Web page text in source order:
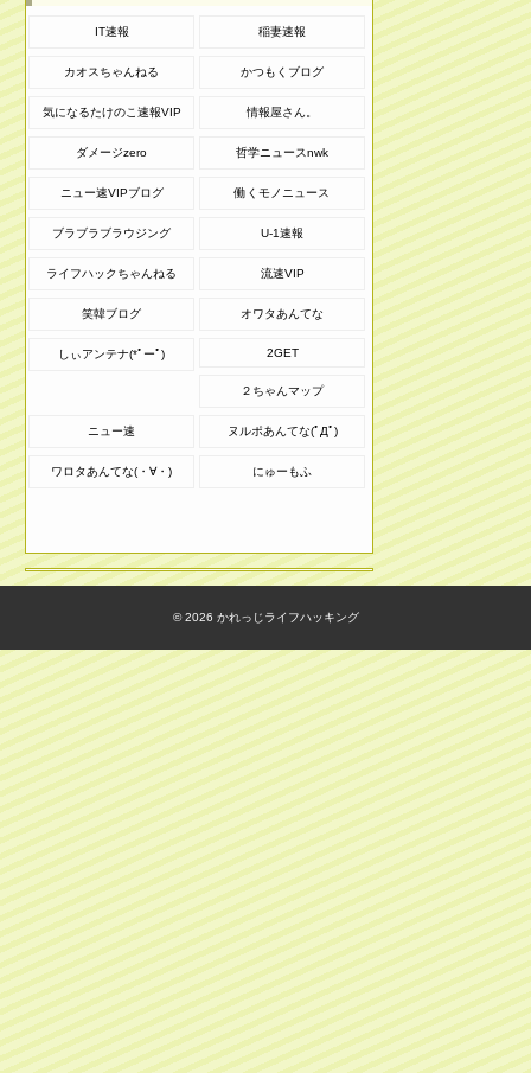
IT速報 稲妻速報
カオスちゃんねる かつもくブログ
気になるたけのこ速報VIP 情報屋さん。
ダメージzero 哲学ニュースnwk
ニュー速VIPブログ 働くモノニュース
ブラブラブラウジング U-1速報
ライフハックちゃんねる 流速VIP
笑韓ブログ オワタあんてな
しぃアンテナ(*ﾟーﾟ) 2GET
２ちゃんマップ
ニュー速 ヌルポあんてな(ﾟДﾟ)
ワロタあんてな(・∀・) にゅーもふ
© 2026 かれっじライフハッキング